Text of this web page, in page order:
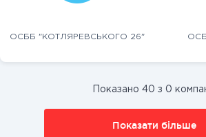
ОСББ "КОТЛЯРЕВСЬКОГО 26"
Показано 40 з 0
Показати більше